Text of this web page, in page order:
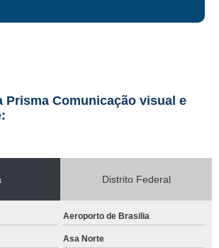
Prisma Comunicação visual e
Distrito Federal
Aeroporto de Brasilia
Asa Norte